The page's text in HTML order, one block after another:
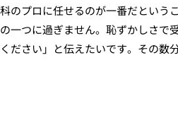
のプロに任せるのが一番だという
一つに過ぎません。恥ずかしさで
ださい」と伝えたいです。その数